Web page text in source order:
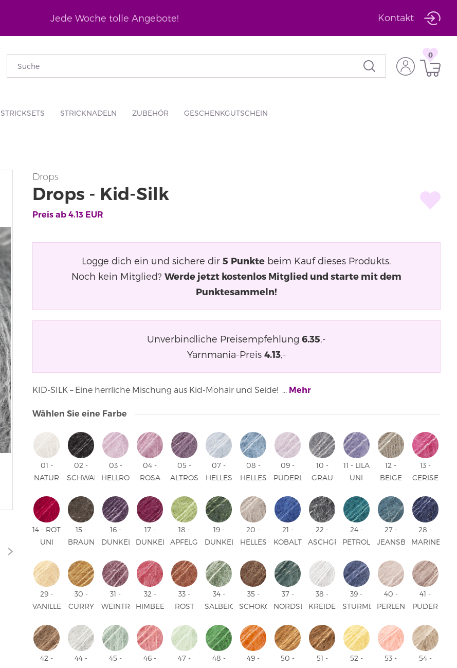
Jede Woche tolle Angebote! Kontakt
0
STRICKSETS STRICKNADELN ZUBEHÖR GESCHENKGUTSCHEIN
Drops
Drops - Kid-Silk
Preis ab 4.13 EUR
Logge dich ein und sichere dir5 Punkte beim Kauf dieses Produkts.
Noch kein Mitglied?Werde jetzt kostenlos Mitglied und starte mit dem
Punktesammeln!
Unverbindliche Preisempfehlung6.35 ,-
Yarnmania-Preis 4.13,-
KID-SILK – Eine herrliche Mischung aus Kid-Mohair und Seide! ... Mehr
Wählen Sie eine Farbe
01 -
NATUR
COLOUR
02 -
SCHWARZ
COLOUR
03 -
HELLROSA
COLOUR
04 -
ROSA
COLOUR
05 -
ALTROSA
COLOUR
07 -
HELLES
UNI
COLOUR
08 -
HELLES
UNI
COLOUR
09 -
PUDERLILA
COLOUR
10 -
GRAU
COLOUR
11 - LILA
UNI
12 -
BEIGE
COLOUR
13 -
CERISE
COLOUR
14 - ROT
UNI
15 -
BRAUN
COLOUR
16 -
DUNKEL-
UNI
COLOUR
17 -
DUNKELROSA
COLOUR
18 -
APFELGRÜN
COLOUR
19 -
DUNKELGRÜN
COLOUR
20 -
HELLES
UNI
COLOUR
21 -
KOBALT
UNI
COLOUR
22 -
ASCHGRAU
COLOUR
24 -
PETROL
COLOUR
27 -
JEANSBLAU
COLOUR
28 -
COLOUR
29 -
VANILLEGELB
COLOUR
30 -
CURRY
COLOUR
31 -
WEINTRAUBE
COLOUR
32 -
HIMBEERE
COLOUR
33 -
ROST
COLOUR
34 -
SALBEIGRÜN
COLOUR
35 -
SCHOKOLADE
COLOUR
37 -
NORDSEE
COLOUR
38 -
KREIDE
COLOUR
39 -
STURMBLAU
COLOUR
40 -
PERLENROSA
COLOUR
41 -
PUDER
COLOUR
42 -
44 -
45 -
46 -
47 -
48 -
49 -
50 -
51 -
52 -
53 -
54 -